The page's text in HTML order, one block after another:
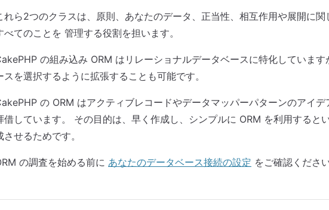
れら2つのクラスは、原則、あなたのデータ、正当性、相互作用や展開に
べてのことを 管理する役割を担います。
の組み込み ORM はリレーショナルデータベースに特化しています
スを選択するように拡張することも可能です。
の ORM はアクティブレコードやデータマッパーパターンのアイデ
借しています。 その目的は、早く作成し、シンプルに ORM を利用すると
させるためです。
の調査を始める前に あなたのデータベース接続の設定 をご確認ください